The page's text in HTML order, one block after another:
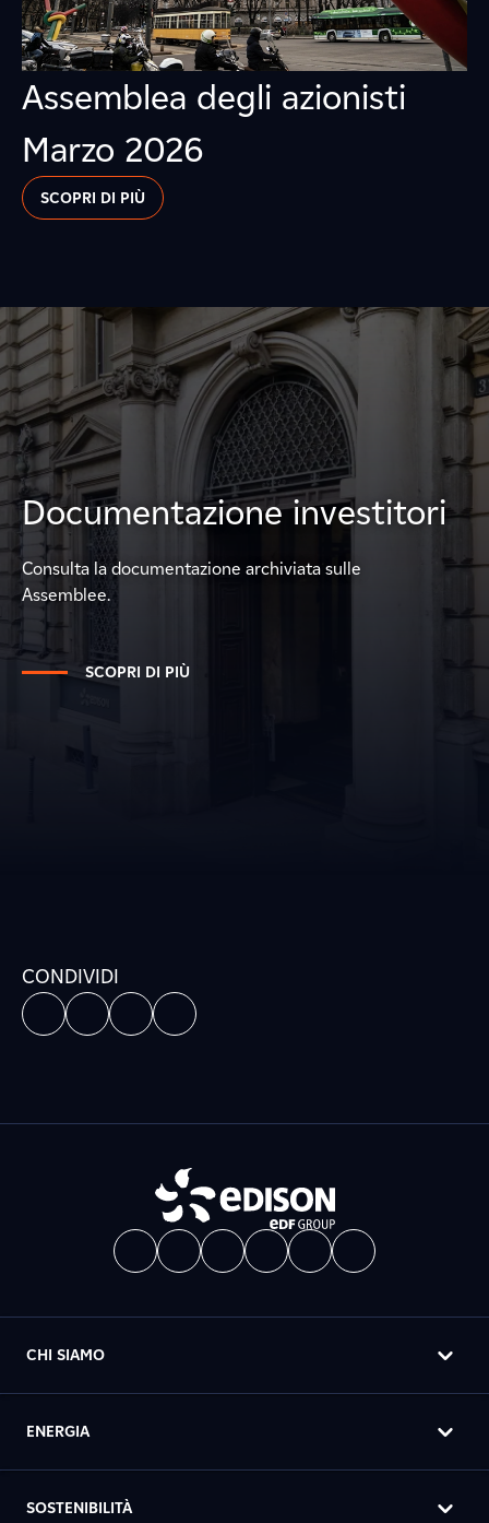
Assemblea degli azionisti
Marzo 2026
SCOPRI DI PIÙ
Documentazione investitori
Consulta la documentazione archiviata sulle
Assemblee.
SCOPRI DI PIÙ
CONDIVIDI
CHI SIAMO
ENERGIA
SOSTENIBILITÀ